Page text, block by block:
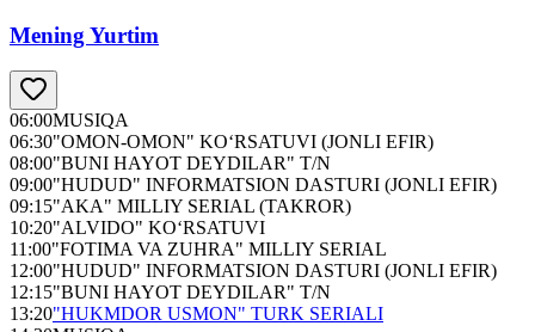
Mening Yurtim
06:00MUSIQA
06:30"OMON-OMON" KO‘RSATUVI (JONLI EFIR)
08:00"BUNI HAYOT DEYDILAR" T/N
09:00"HUDUD" INFORMATSION DASTURI (JONLI EFIR)
09:15"AKA" MILLIY SERIAL (TAKROR)
10:20"ALVIDO" KO‘RSATUVI
11:00"FOTIMA VA ZUHRA" MILLIY SERIAL
12:00"HUDUD" INFORMATSION DASTURI (JONLI EFIR)
12:15"BUNI HAYOT DEYDILAR" T/N
13:20"HUKMDOR USMON" TURK SERIALI